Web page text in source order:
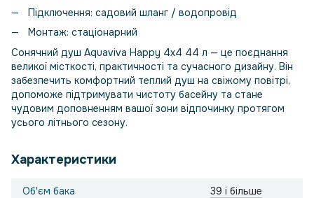
Підключення: садовий шланг / водопровід
Монтаж: стаціонарний
Сонячний душ Aquaviva Happy 4x4 44 л — це поєднання
великої місткості, практичності та сучасного дизайну. Він
забезпечить комфортний теплий душ на свіжому повітрі,
допоможе підтримувати чистоту басейну та стане
чудовим доповненням вашої зони відпочинку протягом
усього літнього сезону.
Характеристики
Об'єм бака 39 і більше